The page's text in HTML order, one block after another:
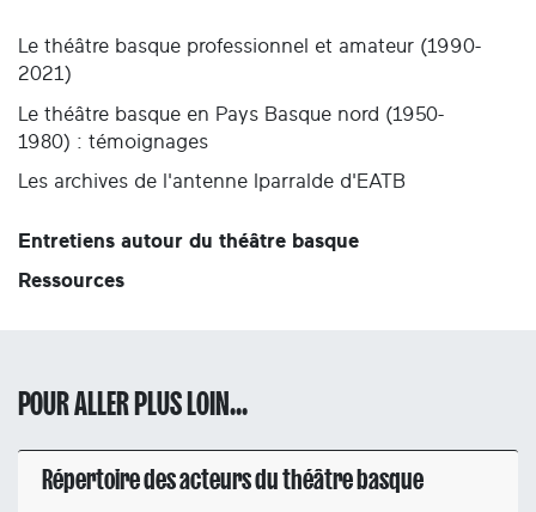
Le théâtre basque professionnel et amateur (1990-
2021)
Le théâtre basque en Pays Basque nord (1950-
1980) : témoignages
Les archives de l'antenne Iparralde d'EATB
Entretiens autour du théâtre basque
Ressources
POUR ALLER PLUS LOIN...
Répertoire des acteurs du théâtre basque